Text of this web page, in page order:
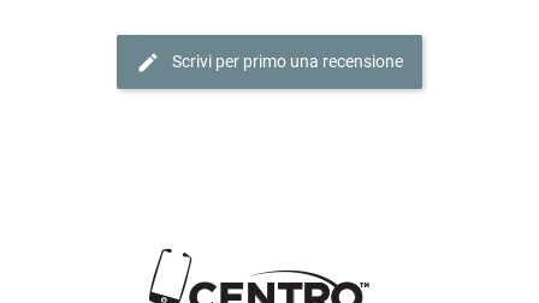
edit Scrivi per primo una recensione